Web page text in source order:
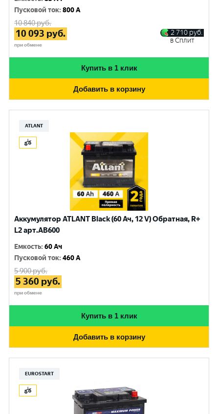
Пусковой ток:800 A
10 840руб.
10 093 руб.
при обмене
2 710 руб.
в Сплит
Купить в 1 клик
Добавить в корзину
ATLANT
Аккумулятор ATLANT Black (60 Ач, 12 V) Обратная, R+
L2 арт.AB600
Емкость:60 Ач
Пусковой ток:460 A
5 900руб.
5 360 руб.
при обмене
Купить в 1 клик
Добавить в корзину
EUROSTART